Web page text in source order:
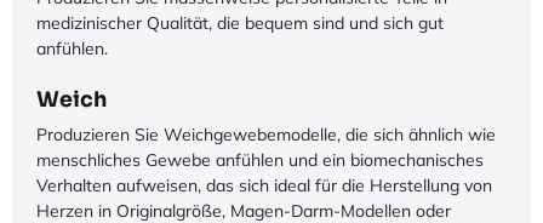
medizinischer Qualität, die bequem sind und sich gut
anfühlen.
Weich
Produzieren Sie Weichgewebemodelle, die sich ähnlich wie
menschliches Gewebe anfühlen und ein biomechanisches
Verhalten aufweisen, das sich ideal für die Herstellung von
Herzen in Originalgröße, Magen-Darm-Modellen oder